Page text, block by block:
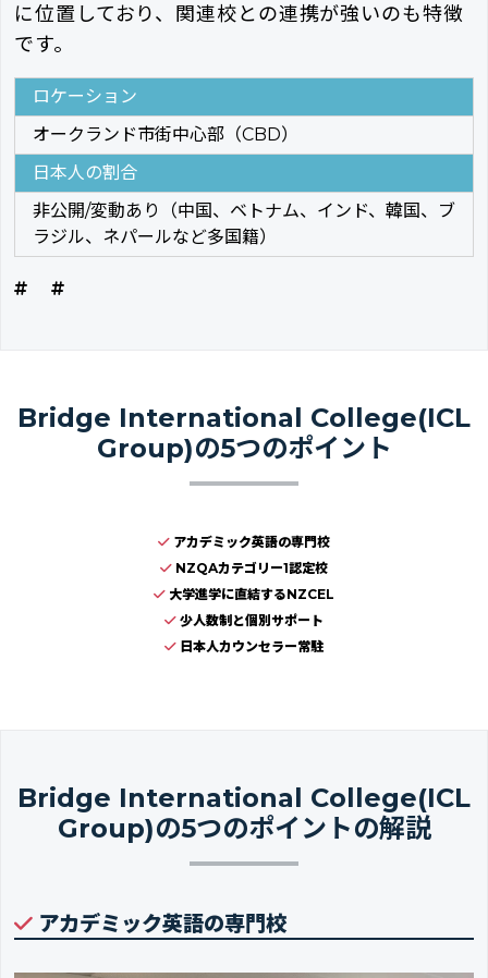
に位置しており、関連校との連携が強いのも特徴
です。
ロケーション
オークランド市街中心部（CBD）
日本人の割合
非公開/変動あり（中国、ベトナム、インド、韓国、ブ
ラジル、ネパールなど多国籍）
Bridge International College(ICL
Group)の5つのポイント
アカデミック英語の専門校
NZQAカテゴリー1認定校
大学進学に直結するNZCEL
少人数制と個別サポート
日本人カウンセラー常駐
Bridge International College(ICL
Group)の5つのポイントの解説
アカデミック英語の専門校